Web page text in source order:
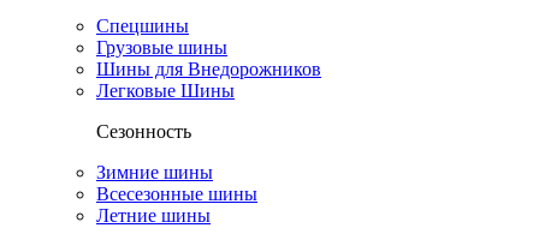
Спецшины
Грузовые шины
Шины для Внедорожников
Легковые Шины
Сезонность
Зимние шины
Всесезонные шины
Летние шины